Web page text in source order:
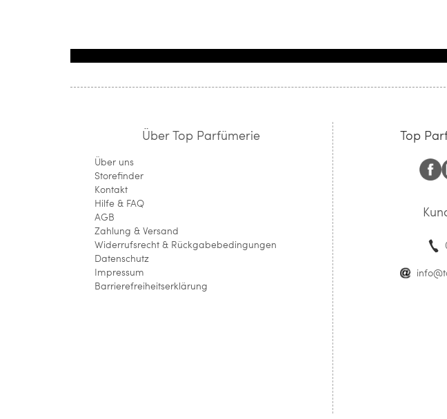
Über Top Parfümerie
Über uns
Storefinder
Kontakt
Hilfe & FAQ
AGB
Zahlung & Versand
Widerrufsrecht & Rückgabebedingungen
Datenschutz
Impressum
Barrierefreiheitserklärung
Top